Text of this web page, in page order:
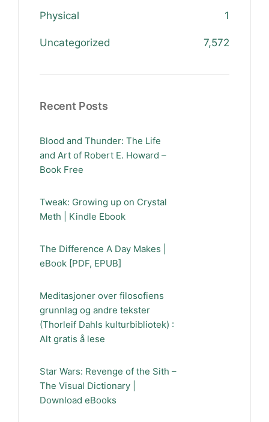
Physical 1
Uncategorized 7,572
Recent Posts
Blood and Thunder: The Life
and Art of Robert E. Howard –
Book Free
Tweak: Growing up on Crystal
Meth | Kindle Ebook
The Difference A Day Makes |
eBook [PDF, EPUB]
Meditasjoner over filosofiens
grunnlag og andre tekster
(Thorleif Dahls kulturbibliotek) :
Alt gratis å lese
Star Wars: Revenge of the Sith –
The Visual Dictionary |
Download eBooks